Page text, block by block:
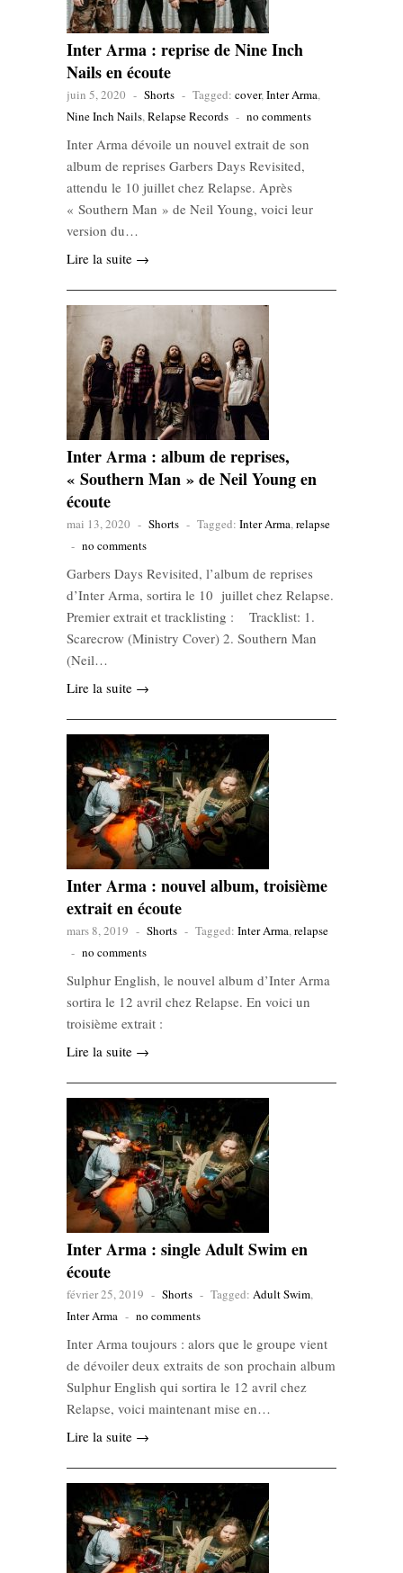
Inter Arma : reprise de Nine Inch
Nails en écoute
juin 5, 2020 - Shorts - Tagged: cover,Inter Arma,
Nine Inch Nails,Relapse Records - no comments
Inter Arma dévoile un nouvel extrait de son
album de reprises Garbers Days Revisited,
attendu le 10 juillet chez Relapse. Après
« Southern Man » de Neil Young, voici leur
version du…
Lire la suite →
Inter Arma : album de reprises,
« Southern Man » de Neil Young en
écoute
mai 13, 2020 - Shorts - Tagged: Inter Arma,relapse
- no comments
Garbers Days Revisited, l’album de reprises
d’Inter Arma, sortira le 10 juillet chez Relapse.
Premier extrait et tracklisting : Tracklist: 1.
Scarecrow (Ministry Cover) 2. Southern Man
(Neil…
Lire la suite →
Inter Arma : nouvel album, troisième
extrait en écoute
mars 8, 2019 - Shorts - Tagged: Inter Arma,relapse
- no comments
Sulphur English, le nouvel album d’Inter Arma
sortira le 12 avril chez Relapse. En voici un
troisième extrait :
Lire la suite →
Inter Arma : single Adult Swim en
écoute
février 25, 2019 - Shorts - Tagged: Adult Swim,
Inter Arma - no comments
Inter Arma toujours : alors que le groupe vient
de dévoiler deux extraits de son prochain album
Sulphur English qui sortira le 12 avril chez
Relapse, voici maintenant mise en…
Lire la suite →